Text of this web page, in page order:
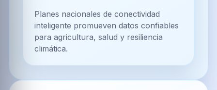
Planes nacionales de conectividad
inteligente promueven datos confiables
para agricultura, salud y resiliencia
climática.